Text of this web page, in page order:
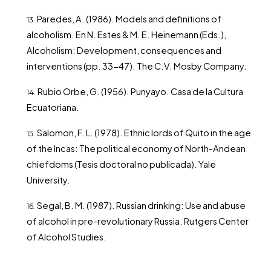
Paredes, A. (1986). Models and definitions of
alcoholism. En N. Estes & M. E. Heinemann (Eds.),
Alcoholism: Development, consequences and
interventions (pp. 33-47). The C.V. Mosby Company.
Rubio Orbe, G. (1956). Punyayo. Casa de la Cultura
Ecuatoriana.
Salomon, F. L. (1978). Ethnic lords of Quito in the age
of the Incas: The political economy of North-Andean
chiefdoms (Tesis doctoral no publicada). Yale
University.
Segal, B. M. (1987). Russian drinking: Use and abuse
of alcohol in pre-revolutionary Russia. Rutgers Center
of Alcohol Studies.